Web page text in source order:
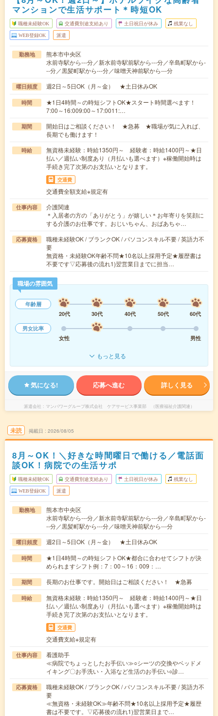
マンションで生活サポート＊時短OK
職種未経験OK 交通費別途支給あり 土日祝日が休み 残業なし
WEB登録OK 派遣
勤務地
熊本市中央区
水前寺駅から---分／新水前寺駅前駅から---分／辛島町駅から-
--分／黒髪町駅から---分／味噌天神前駅から---分
曜日頻度 週2日～5日OK（月～金） ★土日休みOK
時間
★1日4時間～の時短シフトOK★スタート時間選べます！
7:00～16:009:00～17:0011:…
期間
開始日はご相談ください！ ★急募 ★職場が気に入れば、
長期でも働けます！
時給
無資格未経験：時給1350円～ 経験者：時給1400円～★日
払い／週払い制度あり（月払いも選べます）※稼働開始時は
手続き完了次第のお支払いとなります。
交通費
交通費全額支給※規定有
仕事内容
介護関連
＊入居者の方の「ありがとう」が嬉しい＊お年寄りを笑顔に
する介護のお仕事です。おじいちゃん、おばあちゃ…
応募資格
職種未経験OK / ブランクOK / パソコンスキル不要 / 英語力不
要
無資格・未経験OK年齢不問★10名以上採用予定★履歴書は
不要です▽応募後の流れ1)翌営業日までに担当…
職場の雰囲気
年齢層
20代
30代 40代 50代
60代
男女比率
女性
男性
もっと見る
気になる! 応募へ進む 詳しく見る
派遣会社 マンパワーグループ株式会社 ケアサービス事業部 （医療福祉介護関連）
未読 掲載日 2026/08/05
8月～OK！＼好きな時間曜日で働ける／電話面
談OK！病院での生活サポ
職種未経験OK 交通費別途支給あり 土日祝日が休み 残業なし
WEB登録OK 派遣
勤務地
熊本市中央区
水前寺駅から---分／新水前寺駅前駅から---分／辛島町駅から-
--分／黒髪町駅から---分／味噌天神前駅から---分
曜日頻度 週2日～5日OK（月～金） ★土日休みOK
時間
★1日4時間～の時短シフトOK★都合に合わせてシフトが決
められますシフト例：7：00～16：009：…
期間 長期のお仕事です。開始日はご相談ください！ ★急募
時給
無資格未経験：時給1350円～ 経験者：時給1400円～★日
払い／週払い制度あり（月払いも選べます）※稼働開始時は
手続き完了次第のお支払いとなります。
交通費
交通費支給※規定有
仕事内容
看護助手
≪病院でちょっとしたお手伝い≫○シーツの交換やベッドメ
イキング〇お手洗い・入浴など生活のお手伝い○診…
応募資格
職種未経験OK / ブランクOK / パソコンスキル不要 / 英語力不
要
≪無資格・未経験OK≫年齢不問★10名以上採用予定★履歴
書は不要です。▽応募後の流れ1)翌営業日まで…